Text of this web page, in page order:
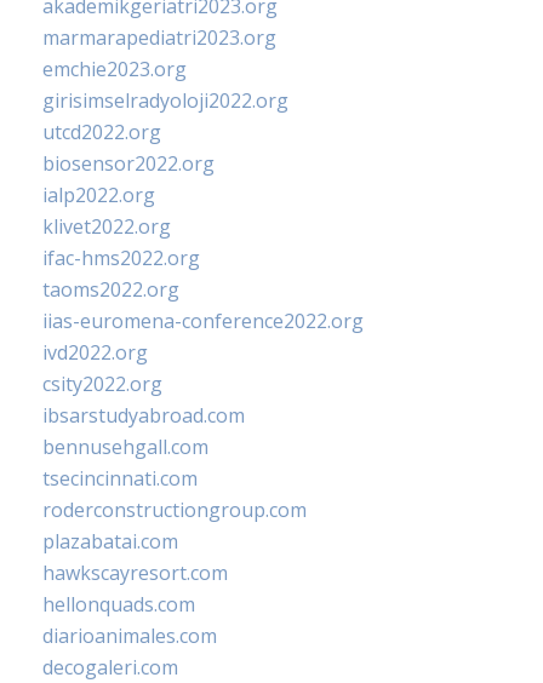
akademikgeriatri2023.org
marmarapediatri2023.org
emchie2023.org
girisimselradyoloji2022.org
utcd2022.org
biosensor2022.org
ialp2022.org
klivet2022.org
ifac-hms2022.org
taoms2022.org
iias-euromena-conference2022.org
ivd2022.org
csity2022.org
ibsarstudyabroad.com
bennusehgall.com
tsecincinnati.com
roderconstructiongroup.com
plazabatai.com
hawkscayresort.com
hellonquads.com
diarioanimales.com
decogaleri.com